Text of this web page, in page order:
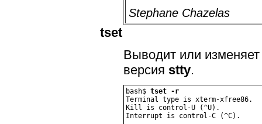
Stephane Chazelas
tset
Выводит или
версия stty.
bash$ tset -r
Terminal type is xterm-xfree86.
Kill is control-U (^U).
Interrupt is control-C (^C).